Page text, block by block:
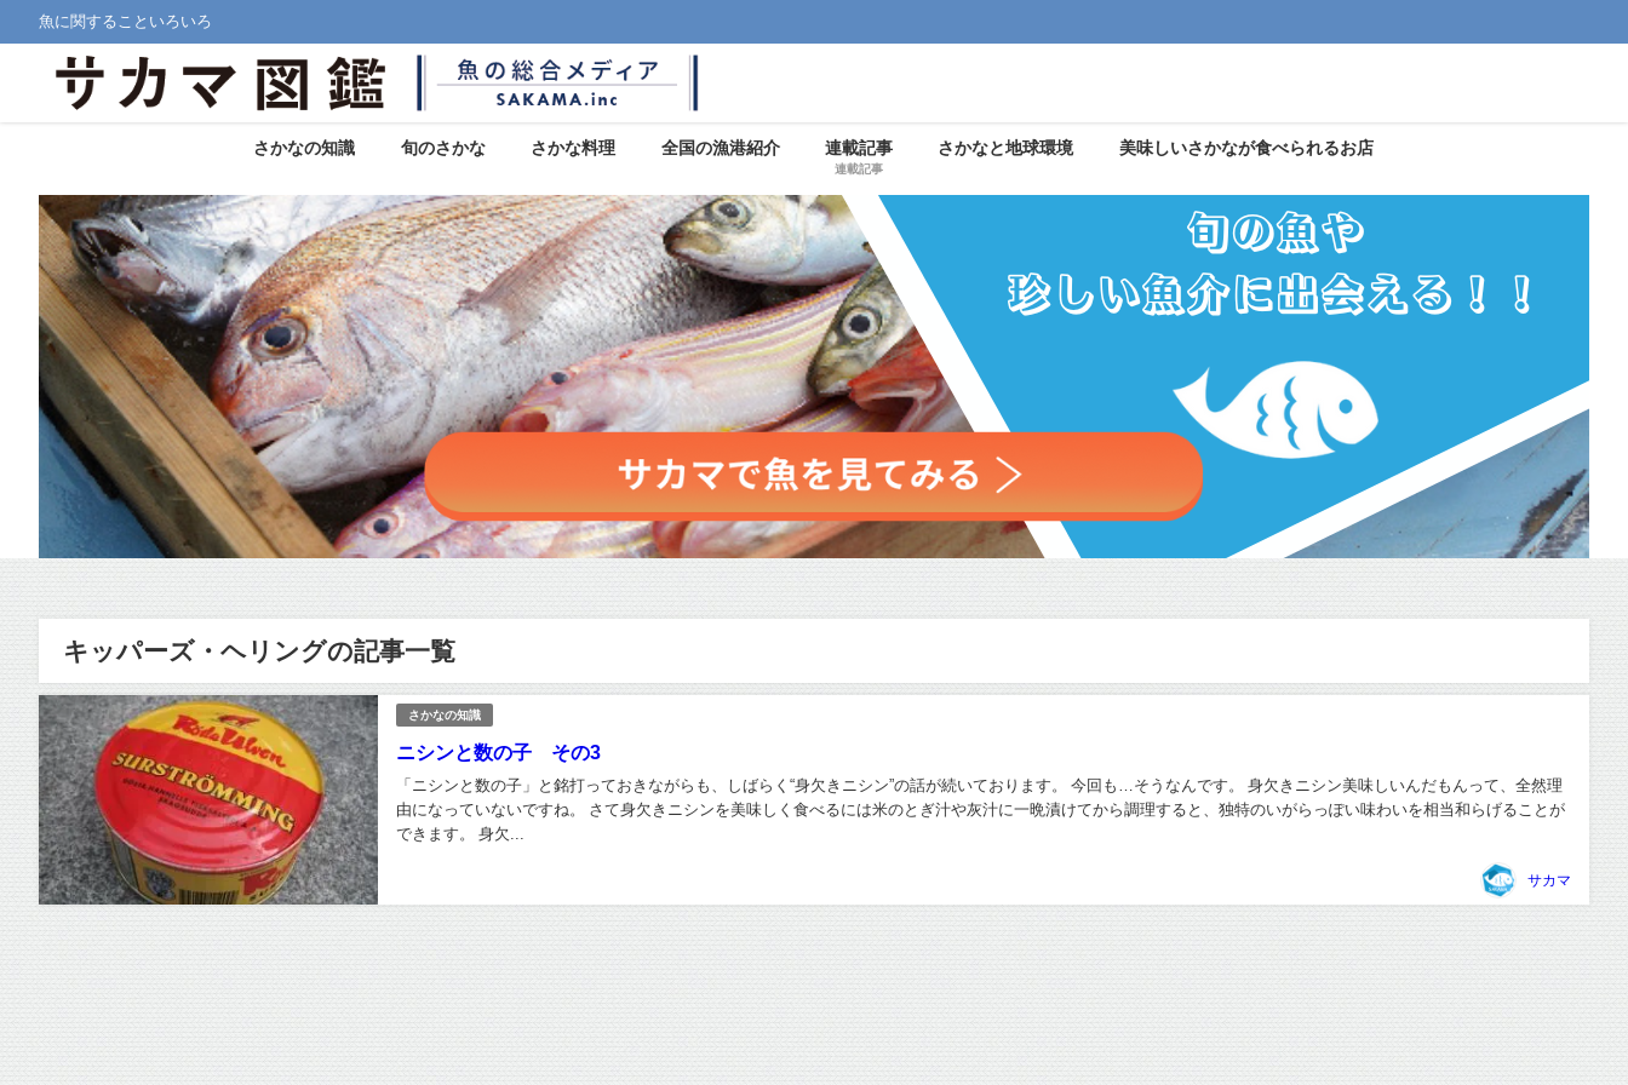
魚に関することいろいろ
さかなの知識 旬のさかな さかな料理 全国の漁港紹介 連載記事
連載記事
さかなと地球環境 美味しいさかなが食べられるお店
キッパーズ・ヘリングの記事一覧
さかなの知識
ニシンと数の子 その3
「ニシンと数の子」と銘打っておきながらも、しばらく“身欠きニシン”の話が続いております。 今回も…そうなんです。 身欠きニシン美味しいんだもんって、全然理
由になっていないですね。 さて身欠きニシンを美味しく食べるには米のとぎ汁や灰汁に一晩漬けてから調理すると、独特のいがらっぽい味わいを相当和らげることが
できます。 身欠...
サカマ